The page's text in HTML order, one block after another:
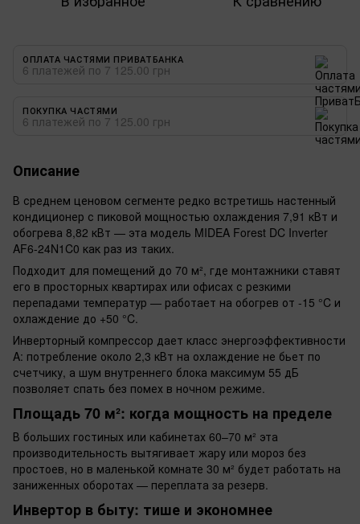
ОПЛАТА ЧАСТЯМИ ПРИВАТБАНКА
6 платежей по 7 125.00 грн
ПОКУПКА ЧАСТЯМИ
6 платежей по 7 125.00 грн
Описание
В среднем ценовом сегменте редко встретишь настенный
кондиционер с пиковой мощностью охлаждения 7,91 кВт и
обогрева 8,82 кВт — эта модель MIDEA Forest DC Inverter
AF6-24N1C0 как раз из таких.
Подходит для помещений до 70 м², где монтажники ставят
его в просторных квартирах или офисах с резкими
перепадами температур — работает на обогрев от -15 °C и
охлаждение до +50 °C.
Инверторный компрессор дает класс энергоэффективности
A: потребление около 2,3 кВт на охлаждение не бьет по
счетчику, а шум внутреннего блока максимум 55 дБ
позволяет спать без помех в ночном режиме.
Площадь 70 м²: когда мощность на пределе
В больших гостиных или кабинетах 60–70 м² эта
производительность вытягивает жару или мороз без
простоев, но в маленькой комнате 30 м² будет работать на
заниженных оборотах — переплата за резерв.
Инвертор в быту: тише и экономнее